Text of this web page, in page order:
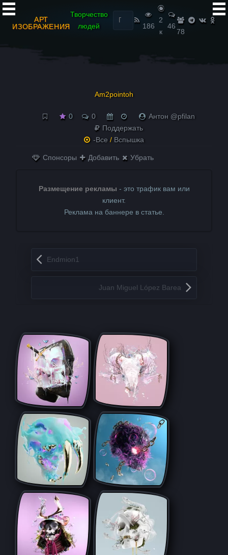
АРТ
ИЗОБРАЖЕНИЯ
Творчество
людей
Найти:
186
2
к
46
78
Am2pointoh
0 0
Антон @pfilan
Поддержать
-Все / Вспышка
Спонсоры Добавить Убрать
Размещение рекламы - это трафик вам или
клиент.
Реклама на баннере в статье.
Запись навигация
Endmion1
Juan Miguel López Barea